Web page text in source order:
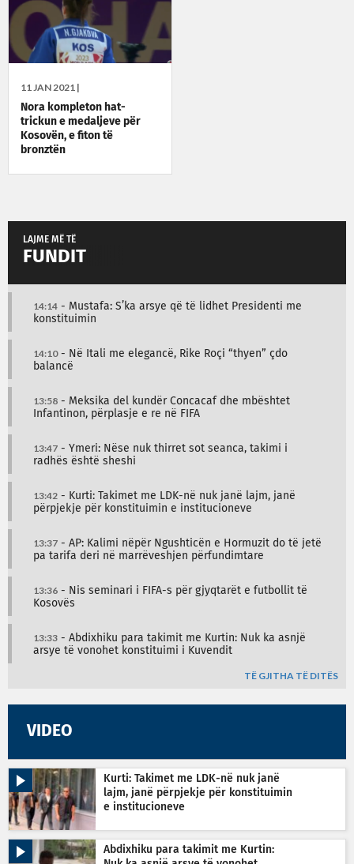
11 JAN 2021 |
Nora kompleton hat-
trickun e medaljeve për
Kosovën, e fiton të
bronztën
LAJME MË TË
FUNDIT
14:14 - Mustafa: S’ka arsye që të lidhet Presidenti me
konstituimin
14:10- Në Itali me elegancë, Rike Roçi “thyen” çdo
balancë
13:58 - Meksika del kundër Concacaf dhe mbështet
Infantinon, përplasje e re në FIFA
13:47 - Ymeri: Nëse nuk thirret sot seanca, takimi i
radhës është sheshi
13:42 - Kurti: Takimet me LDK-në nuk janë lajm, janë
përpjekje për konstituimin e institucioneve
13:37 - AP: Kalimi nëpër Ngushticën e Hormuzit do të jetë
pa tarifa deri në marrëveshjen përfundimtare
13:36 - Nis seminari i FIFA-s për gjyqtarët e futbollit të
Kosovës
13:33 - Abdixhiku para takimit me Kurtin: Nuk ka asnjë
arsye të vonohet konstituimi i Kuvendit
TË GJITHA TË DITËS
VIDEO
Kurti: Takimet me LDK-në nuk janë
lajm, janë përpjekje për konstituimin
e institucioneve
Abdixhiku para takimit me Kurtin: